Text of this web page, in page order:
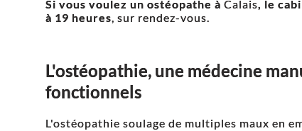
Si vous voulez un ostéopathe à Calais, le
à 19 heures, sur rendez-vous.
L'ostéopathie, une médecine
fonctionnels
L'ostéopathie soulage de multiples maux en